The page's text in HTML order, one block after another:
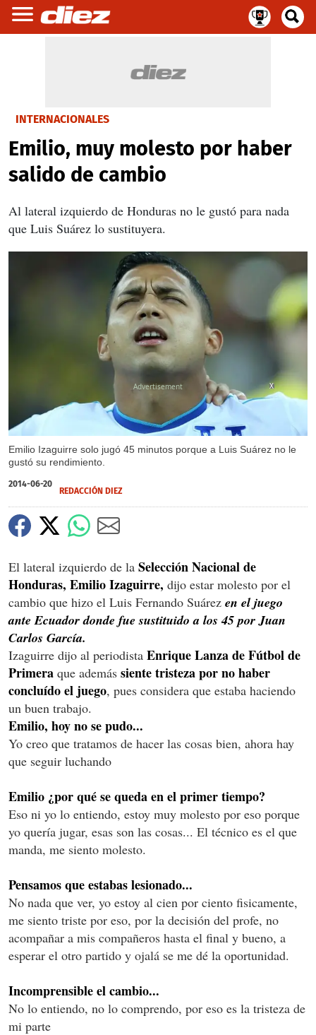
INTERNACIONALES
Emilio, muy molesto por haber
salido de cambio
Al lateral izquierdo de Honduras no le gustó para nada
que Luis Suárez lo sustituyera.
Emilio Izaguirre solo jugó 45 minutos porque a Luis Suárez no le
gustó su rendimiento.
X
2014-06-20
REDACCIÓN DIEZ
El lateral izquierdo de la Selección Nacional de
Honduras, Emilio Izaguirre, dijo estar molesto por el
cambio que hizo el Luis Fernando Suárez en el juego
ante Ecuador donde fue sustituido a los 45 por Juan
Carlos García.
Izaguirre dijo al periodista Enrique Lanza de Fútbol de
Primera que además siente tristeza por no haber
concluído el juego, pues considera que estaba haciendo
un buen trabajo.
Emilio, hoy no se pudo...
Yo creo que tratamos de hacer las cosas bien, ahora hay
que seguir luchando
Emilio ¿por qué se queda en el primer tiempo?
Eso ni yo lo entiendo, estoy muy molesto por eso porque
yo quería jugar, esas son las cosas... El técnico es el que
manda, me siento molesto.
Pensamos que estabas lesionado...
No nada que ver, yo estoy al cien por ciento fisicamente,
me siento triste por eso, por la decisión del profe, no
acompañar a mis compañeros hasta el final y bueno, a
esperar el otro partido y ojalá se me dé la oportunidad.
Incomprensible el cambio...
No lo entiendo, no lo comprendo, por eso es la tristeza de
mi parte